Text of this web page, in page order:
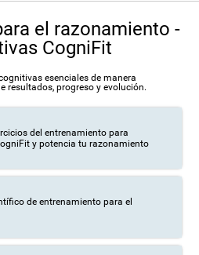
el razonamiento -
CogniFit
esenciales de manera
resultados, progreso y evolución.
del entrenamiento para
y potencia tu razonamiento
de entrenamiento para el